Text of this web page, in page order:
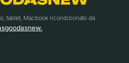
tablet, Macbook ricondizionato da